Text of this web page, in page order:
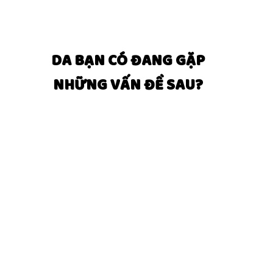
DA BẠN CÓ ĐANG GẶP
NHỮNG VẤN ĐỀ SAU?